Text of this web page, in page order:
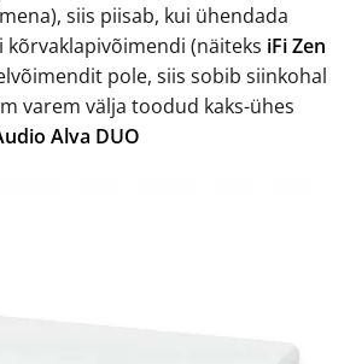
siis piisab, kui ühendada
kõrvaklapivõimendi (näiteks iFi Zen
pole, siis sobib siinkohal
varem välja toodud kaks-ühes
Alva DUO